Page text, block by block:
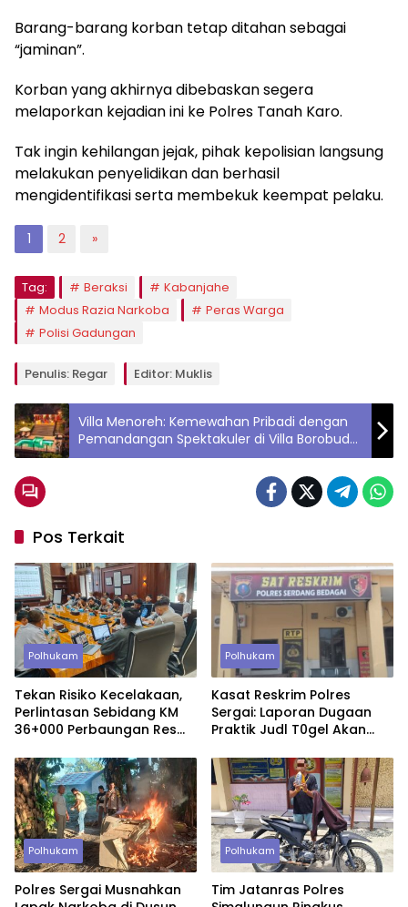
Barang-barang korban tetap ditahan sebagai
“jaminan”.
Korban yang akhirnya dibebaskan segera
melaporkan kejadian ini ke Polres Tanah Karo.
Tak ingin kehilangan jejak, pihak kepolisian langsung
melakukan penyelidikan dan berhasil
mengidentifikasi serta membekuk keempat pelaku.
1 2 »
Tag: Beraksi
Kabanjahe
Modus Razia Narkoba
Peras Warga
Polisi Gadungan
Penulis: Regar Editor: Muklis
Villa Menoreh: Kemewahan Pribadi dengan
Pemandangan Spektakuler di Villa Borobudur
Resort
Pos Terkait
Polhukam
Tekan Risiko Kecelakaan,
Perlintasan Sebidang KM
36+000 Perbaungan Resmi
Polhukam
Kasat Reskrim Polres
Sergai: Laporan Dugaan
Praktik Judl T0gel Akan
Polhukam
Polres Sergai Musnahkan
Polhukam
Tim Jatanras Polres